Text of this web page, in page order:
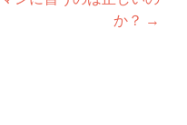
か？ →